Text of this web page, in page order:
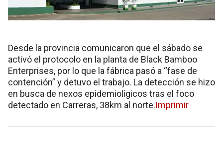
Desde la provincia comunicaron que el sábado se
activó el protocolo en la planta de Black Bamboo
Enterprises, por lo que la fábrica pasó a “fase de
contención” y detuvo el trabajo. La detección se hizo
en busca de nexos epidemiolígicos tras el foco
detectado en Carreras, 38km al norte.Imprimir